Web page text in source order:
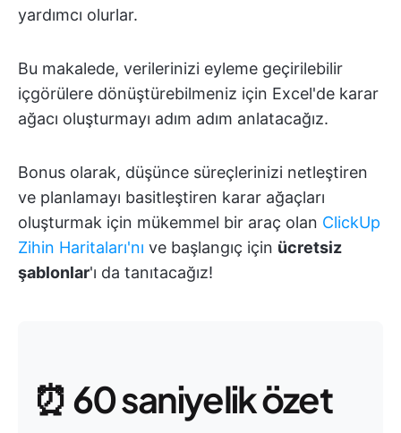
yardımcı olurlar.
Bu makalede, verilerinizi eyleme geçirilebilir
içgörülere dönüştürebilmeniz için Excel'de karar
ağacı oluşturmayı adım adım anlatacağız.
Bonus olarak, düşünce süreçlerinizi netleştiren
ve planlamayı basitleştiren karar ağaçları
oluşturmak için mükemmel bir araç olan ClickUp
Zihin Haritaları'nı ve başlangıç için ücretsiz
şablonlar'ı da tanıtacağız!
⏰ 60 saniyelik özet